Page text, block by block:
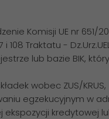
Komisji UE nr 651/
Traktatu -
lub bazie BIK,
wobec ZUS/KRUS,
egzekucyjnym w
kredytowej